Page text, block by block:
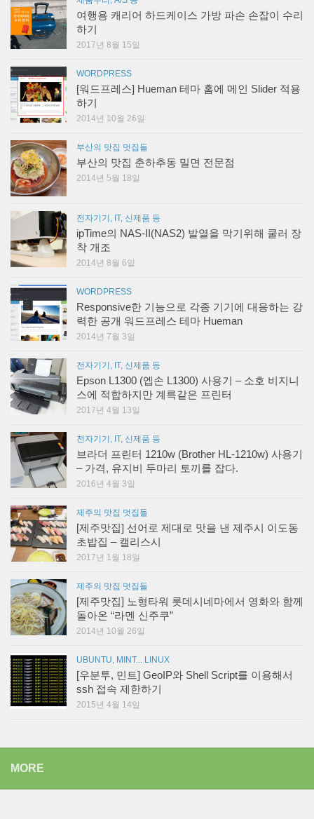
여행용 캐리어 하드케이스 가방 파손 손잡이 수리
하기
2017년 8월 15일
WORDPRESS
[워드프레스] Hueman 테마 홈에 메인 Slider 적용
하기
2014년 10월 26일
부산의 맛집 멋집들
부산의 맛집 춘하추동 밀면 전문점
2014년 5월 18일
전자기기, IT, 신제품 등
ipTime의 NAS-II(NAS2) 발열을 막기위해 쿨러 장
착 개조
2014년 8월 6일
WORDPRESS
Responsive한 기능으로 각종 기기에 대응하는 강
력한 공개 워드프레스 테마 Hueman
2014년 7월 3일
전자기기, IT, 신제품 등
Epson L1300 (엡손 L1300) 사용기 – 소호 비지니
스에 적합하지만 계륵같은 프린터
2017년 4월 13일
전자기기, IT, 신제품 등
브라더 프린터 1210w (Brother HL-1210w) 사용기
– 가격, 유지비 두마리 토끼를 잡다.
2016년 4월 3일
제주의 맛집 멋집들
[제주맛집] 선어로 제대로 맛을 낸 제주시 이도동
초밥집 – 캘리스시
2017년 1월 18일
제주의 맛집 멋집들
[제주맛집] 노형타워 롯데시네마에서 영화와 함께
돌아온 “라멘 신주쿠”
2014년 10월 26일
UBUNTU, MINT... LINUX
[우분투, 민트] GeoIP와 Shell Script를 이용해서
ssh 접속 제한하기
2015년 4월 14일
MORE